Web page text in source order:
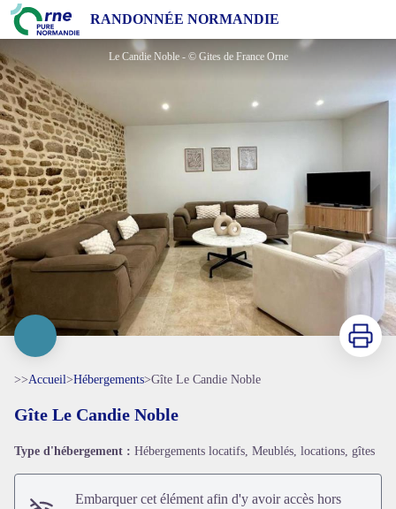
RANDONNÉE NORMANDIE
Gîte Le Candie Noble
Le Candie Noble - © Gites de France Orne
Voir l'image en plein écran
Imprimer
>>Accueil>Hébergements>Gîte Le Candie Noble
Gîte Le Candie Noble
Type d'hébergement : Hébergements locatifs, Meublés, locations, gîtes
Embarquer cet élément afin d'y avoir accès hors